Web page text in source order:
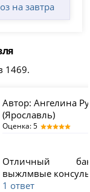
на завтра
1469.
Автор: Ангелина
(Ярославль)
Оценка: 5
Отличный
выжлмвые
1 ответ